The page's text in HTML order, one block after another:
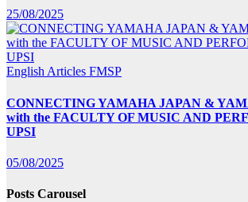
25/08/2025
English Articles FMSP
CONNECTING YAMAHA JAPAN &
with the FACULTY OF MUSIC AND
UPSI
05/08/2025
Posts Carousel